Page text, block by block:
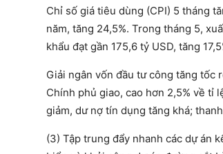
Chỉ số giá tiêu dùng (CPI) 5 tháng
năm, tăng 24,5%. Trong tháng 5,
khẩu đạt gần 175,6 tỷ USD, tăng
Giải ngân vốn đầu tư công tăng tốc
Chính phủ giao, cao hơn 2,5% về tỉ
giảm, dư nợ tín dụng tăng khá;
(3) Tập trung đẩy nhanh các dự án